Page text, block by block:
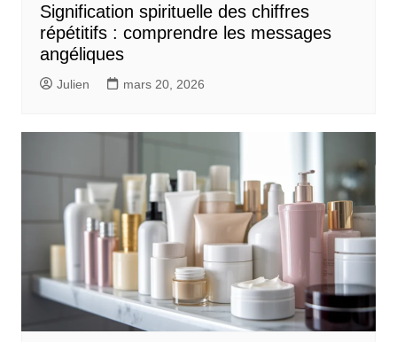
Signification spirituelle des chiffres
répétitifs : comprendre les messages
angéliques
Julien mars 20, 2026